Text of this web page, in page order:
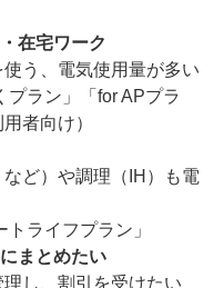
在宅ワーク
う、電気使用量が多い
ラン」「for APプラ
者向け）
ど）や調理（IH）も電
ライフプラン」
まとめたい
し、割引を受けたい